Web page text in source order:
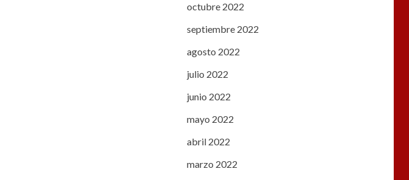
octubre 2022
septiembre 2022
agosto 2022
julio 2022
junio 2022
mayo 2022
abril 2022
marzo 2022